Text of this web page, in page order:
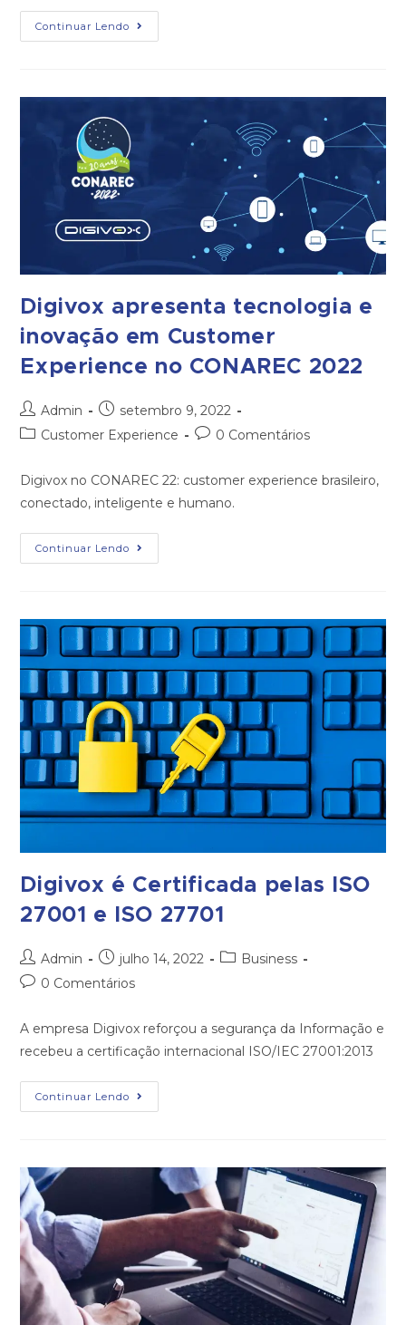
Continuar Lendo
Digivox apresenta tecnologia e
inovação em Customer
Experience no CONAREC 2022
Admin
setembro 9, 2022
Customer Experience
0 Comentários
Digivox no CONAREC 22: customer experience brasileiro,
conectado, inteligente e humano.
Continuar Lendo
Digivox é Certificada pelas ISO
27001 e ISO 27701
Admin julho 14, 2022
Business
0 Comentários
A empresa Digivox reforçou a segurança da Informação e
recebeu a certificação internacional ISO/IEC 27001:2013
Continuar Lendo